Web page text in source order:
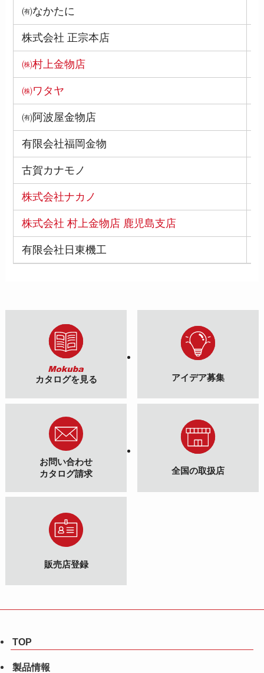
㈲なかたに
株式会社 正宗本店
㈱村上金物店
㈱ワタヤ
㈲阿波屋金物店
有限会社福岡金物
古賀カナモノ
株式会社ナカノ
株式会社 村上金物店 鹿児島支店
有限会社日東機工
カタログを見る アイデア募集
お問い合わせ
カタログ請求
全国の取扱店
販売店登録
TOP
製品情報